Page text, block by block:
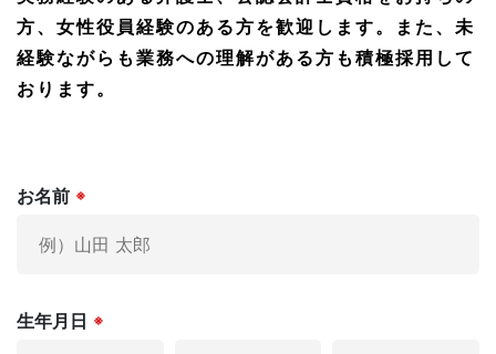
方、女性役員経験のある方を歓迎します。また、未
経験ながらも業務への理解がある方も積極採用して
おります。
お名前 ※
生年月日 ※